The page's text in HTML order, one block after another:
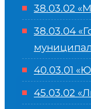
38.03.02
38.03.04
40.03.01
45.03.02